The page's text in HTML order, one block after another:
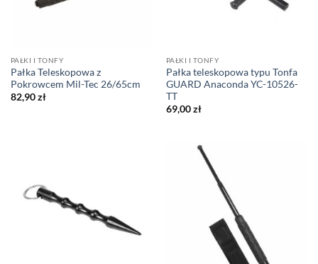
PAŁKI I TONFY
Pałka Teleskopowa z
Pokrowcem Mil-Tec 26/65cm
82,90zł
PAŁKI I TONFY
Pałka teleskopowa typu Tonfa
GUARD Anaconda YC-10526-
TT
69,00zł